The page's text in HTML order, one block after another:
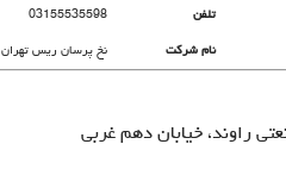
تلفن 03155535598
نام شرکت نخ پرسان ریس تهران
راوند، خیابان دهم غربی